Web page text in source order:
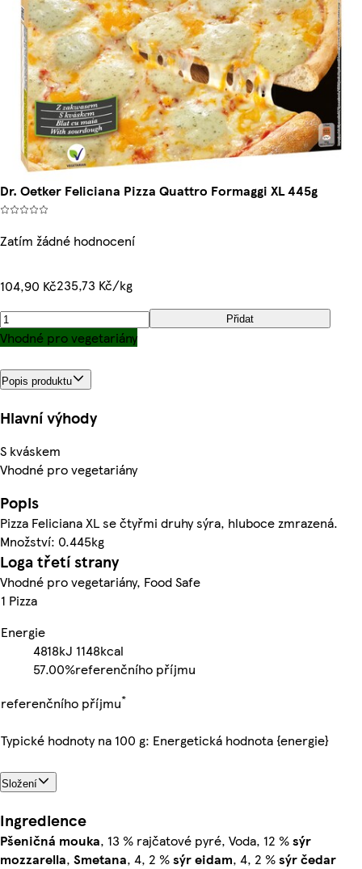
Dr. Oetker Feliciana Pizza Quattro Formaggi XL 445g
Zatím žádné hodnocení
104,90 Kč235,73 Kč/kg
Přidat
Vhodné pro vegetariány
Popis produktu
Hlavní výhody
S kváskem
Vhodné pro vegetariány
Popis
Pizza Feliciana XL se čtyřmi druhy sýra, hluboce zmrazená.
Množství: 0.445kg
Loga třetí strany
Vhodné pro vegetariány, Food Safe
1 Pizza
Energie
4818kJ 1148kcal
57.00%referenčního příjmu
referenčního příjmu*
Typické hodnoty na 100 g: Energetická hodnota {energie}
Složení
Ingredience
Pšeničná mouka, 13 % rajčatové pyré, Voda, 12 %sýr
mozzarella, Smetana, 4, 2 %sýreidam, 4, 2 %sýrčedar